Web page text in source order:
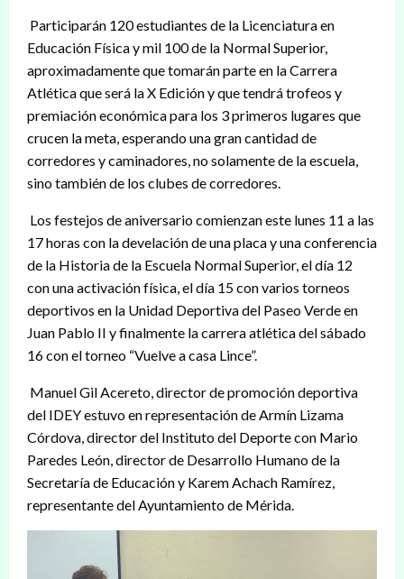
Participarán 120 estudiantes de la Licenciatura en
Educación Física y mil 100 de la Normal Superior,
aproximadamente que tomarán parte en la Carrera
Atlética que será la X Edición y que tendrá trofeos y
premiación económica para los 3 primeros lugares que
crucen la meta, esperando una gran cantidad de
corredores y caminadores, no solamente de la escuela,
sino también de los clubes de corredores.
Los festejos de aniversario comienzan este lunes 11 a las
17 horas con la develación de una placa y una conferencia
de la Historia de la Escuela Normal Superior, el día 12
con una activación física, el día 15 con varios torneos
deportivos en la Unidad Deportiva del Paseo Verde en
Juan Pablo II y finalmente la carrera atlética del sábado
16 con el torneo “Vuelve a casa Lince”.
Manuel Gil Acereto, director de promoción deportiva
del IDEY estuvo en representación de Armín Lizama
Córdova, director del Instituto del Deporte con Mario
Paredes León, director de Desarrollo Humano de la
Secretaría de Educación y Karem Achach Ramírez,
representante del Ayuntamiento de Mérida.